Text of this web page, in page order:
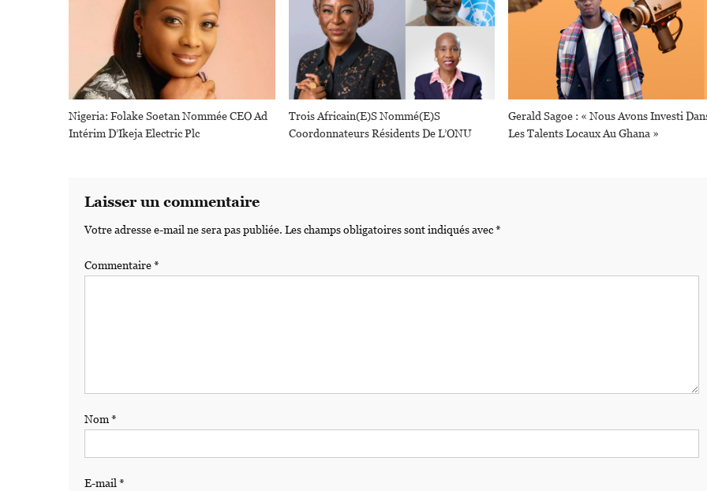
Nigeria: Folake Soetan Nommée CEO Ad
Intérim D’Ikeja Electric Plc
Trois Africain(e)s Nommé(e)s
Coordonnateurs Résidents De L’ONU
Gerald Sagoe : « Nous Avons Investi
Les Talents Locaux Au Ghana »
Laisser un commentaire
Votre adresse e-mail ne sera pas publiée. Les champs obligatoires sont indiqués avec*
Commentaire*
Nom*
E-mail *